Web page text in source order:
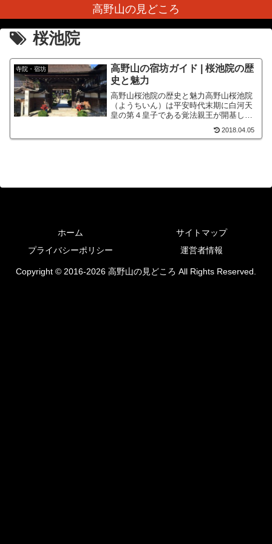
高野山の見どころ
桜池院
寺院・宿坊
高野山の宿坊ガイド | 桜池院の歴
史と魅力
高野山桜池院の歴史と魅力高野山桜池院
（ようちいん）は平安時代末期に白河天
皇の第４皇子である覚法親王が開基した
しており、多くの学僧が学んでいます。
2018.04.05
ホーム
サイトマップ
プライバシーポリシー
運営者情報
Copyright © 2016-2026 高野山の見どころ All Rights Reserved.